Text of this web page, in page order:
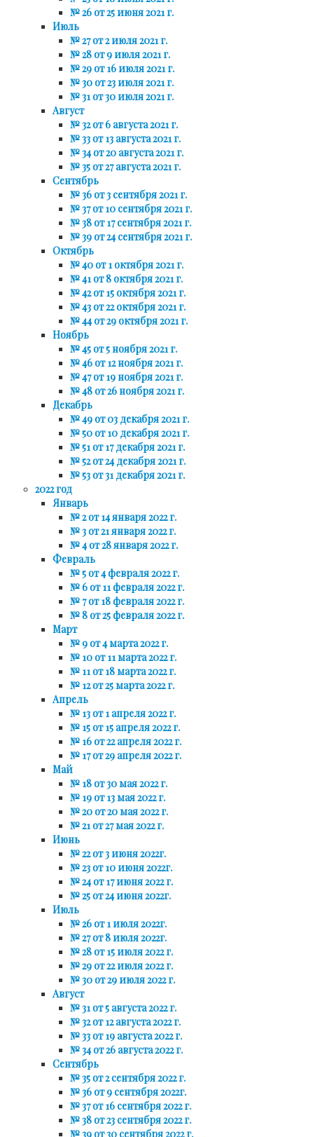
№ 26 от 25 июня 2021 г.
Июль
№ 27 от 2 июля 2021 г.
№ 28 от 9 июля 2021 г.
№ 29 от 16 июля 2021 г.
№ 30 от 23 июля 2021 г.
№ 31 от 30 июля 2021 г.
Август
№ 32 от 6 августа 2021 г.
№ 33 от 13 августа 2021 г.
№ 34 от 20 августа 2021 г.
№ 35 от 27 августа 2021 г.
Сентябрь
№ 36 от 3 сентября 2021 г.
№ 37 от 10 сентября 2021 г.
№ 38 от 17 сентября 2021 г.
№ 39 от 24 сентября 2021 г.
Октябрь
№ 40 от 1 октября 2021 г.
№ 41 от 8 октября 2021 г.
№ 42 от 15 октября 2021 г.
№ 43 от 22 октября 2021 г.
№ 44 от 29 октября 2021 г.
Ноябрь
№ 45 от 5 ноября 2021 г.
№ 46 от 12 ноября 2021 г.
№ 47 от 19 ноября 2021 г.
№ 48 от 26 ноября 2021 г.
Декабрь
№ 49 от 03 декабря 2021 г.
№ 50 от 10 декабря 2021 г.
№ 51 от 17 декабря 2021 г.
№ 52 от 24 декабря 2021 г.
№ 53 от 31 декабря 2021 г.
2022 год
Январь
№ 2 от 14 января 2022 г.
№ 3 от 21 января 2022 г.
№ 4 от 28 января 2022 г.
Февраль
№ 5 от 4 февраля 2022 г.
№ 6 от 11 февраля 2022 г.
№ 7 от 18 февраля 2022 г.
№ 8 от 25 февраля 2022 г.
Март
№ 9 от 4 марта 2022 г.
№ 10 от 11 марта 2022 г.
№ 11 от 18 марта 2022 г.
№ 12 от 25 марта 2022 г.
Апрель
№ 13 от 1 апреля 2022 г.
№ 15 от 15 апреля 2022 г.
№ 16 от 22 апреля 2022 г.
№ 17 от 29 апреля 2022 г.
Май
№ 18 от 30 мая 2022 г.
№ 19 от 13 мая 2022 г.
№ 20 от 20 мая 2022 г.
№ 21 от 27 мая 2022 г.
Июнь
№ 22 от 3 июня 2022г.
№ 23 от 10 июня 2022г.
№ 24 от 17 июня 2022 г.
№ 25 от 24 июня 2022г.
Июль
№ 26 от 1 июля 2022г.
№ 27 от 8 июля 2022г.
№ 28 от 15 июля 2022 г.
№ 29 от 22 июля 2022 г.
№ 30 от 29 июля 2022 г.
Август
№ 31 от 5 августа 2022 г.
№ 32 от 12 августа 2022 г.
№ 33 от 19 августа 2022 г.
№ 34 от 26 августа 2022 г.
Сентябрь
№ 35 от 2 сентября 2022 г.
№ 36 от 9 сентября 2022г.
№ 37 от 16 сентября 2022 г.
№ 38 от 23 сентября 2022 г.
№ 39 от 30 сентября 2022 г.